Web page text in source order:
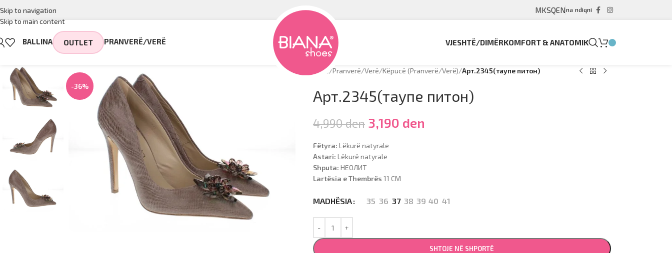
Skip to navigation
Skip to main content
MKSQENna ndiqni
BALLINA OUTLET PRANVERË/VERË VJESHTË/DIMËRKOMFORT & ANATOMIK
-36%
Hyrje /Pranverë/Verë/Këpucë (Pranverë/Verë)/Арт.2345(таупе питон)
Арт.2345(таупе питон)
4,990den 3,190 den
Fëtyra: Lëkurë natyrale
Astari: Lëkurë natyrale
Shputa: НЕОЛИТ
Lartësia e Thembrës 11 CM
MADHËSIA 35 36 37 38 39 40 41
SHTOJE NË SHPORTË